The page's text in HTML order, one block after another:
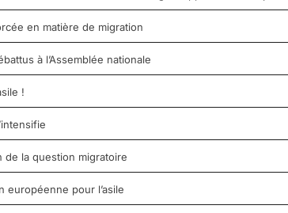
en matière de migration
à l’Assemblée nationale
!
de la question migratoire
européenne pour l’asile